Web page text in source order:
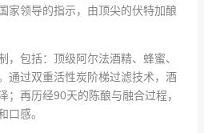
家领导的指示，由顶尖的伏特加酿
，包括：顶级阿尔法酒精、蜂蜜、
通过双重活性炭阶梯过滤技术，酒
；再历经90天的陈酿与融合过程，
口感。